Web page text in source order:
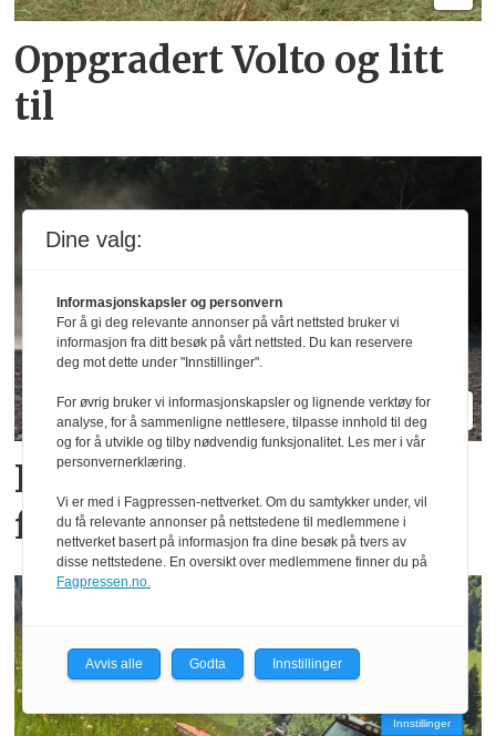
Oppgradert Volto og litt
til
Kubota M7-174 KVT: En
firer i sekserkropp
Innstillinger
Dine valg:
Informasjonskapsler og personvern
For å gi deg relevante annonser på vårt nettsted bruker vi
informasjon fra ditt besøk på vårt nettsted. Du kan reservere
deg mot dette under "Innstillinger".
For øvrig bruker vi informasjonskapsler og lignende verktøy for
analyse, for å sammenligne nettlesere, tilpasse innhold til deg
og for å utvikle og tilby nødvendig funksjonalitet. Les mer i vår
personvernerklæring.
Vi er med i Fagpressen-nettverket. Om du samtykker under, vil
du få relevante annonser på nettstedene til medlemmene i
nettverket basert på informasjon fra dine besøk på tvers av
disse nettstedene. En oversikt over medlemmene finner du på
Fagpressen.no.
Avvis alle Godta Innstillinger